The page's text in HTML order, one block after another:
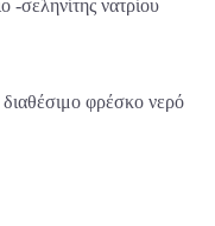
-σεληνίτης νατρίου
διαθέσιμο φρέσκο νερό